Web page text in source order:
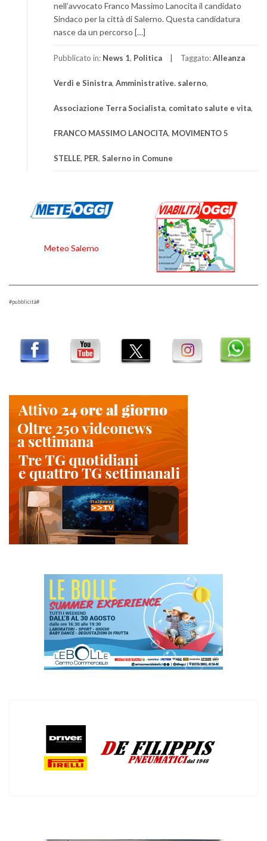
nell’avvocato Franco Massimo Lanocita il candidato
Sindaco per la città di Salerno. Questa candidatura
nasce da un percorso […]
Pubblicato in: News 1, Politica Taggato:Alleanza
Verdi e Sinistra, Amministrative. salerno,
Associazione Terra Socialista, comitato salute e vita,
FRANCO MASSIMO LANOCITA, MOVIMENTO 5
STELLE, PER, Salerno in Comune
Meteo Salerno
#pubblicità#